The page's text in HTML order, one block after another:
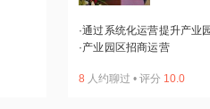
·通过系统化运营提升产业
·产业园区招商运营
8 人约聊过 • 评分 10.0